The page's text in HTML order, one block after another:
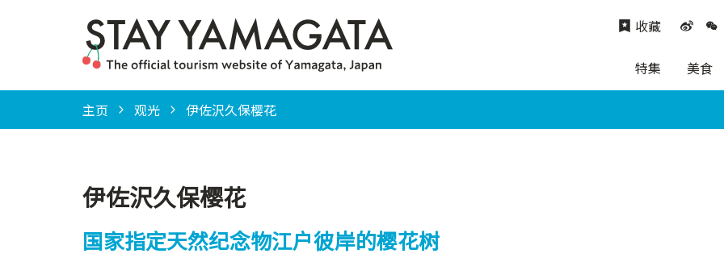
特集 美食
收藏
主页 观光 伊佐沢久保樱花
伊佐沢久保樱花
国家指定天然纪念物江户彼岸的樱花树